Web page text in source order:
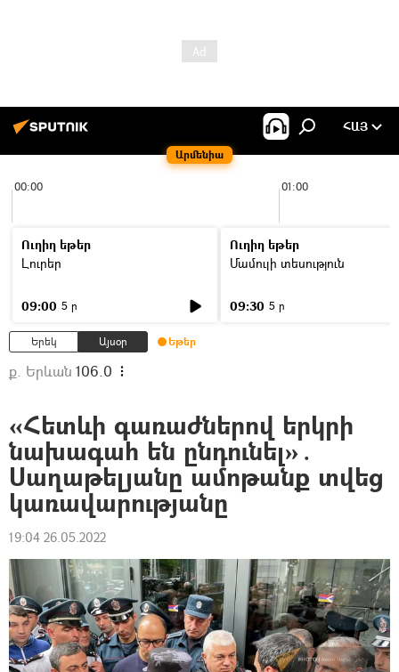
Արմենիա
ՀԱՅ
00:00 01:00
Ուղիղ եթեր
Լուրեր
09:00 5 ր
Ուղիղ եթեր
Մամուլի տեսություն
09:30 5 ր
Երեկ Այսօր Եթեր
ք. Երևան 106.0
«Հետևի գառաժներով երկրի
նախագահ են ընդունել»․
Սաղաթելյանը ամոթանք տվեց
կառավարությանը
19:04 26.05.2022